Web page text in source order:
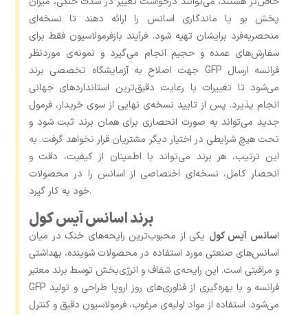
پخش بو یا ماندگاری اسانس را ارائه دهند تا نسخه‌ای
منحصربه‌فرد برایشان تهیه شود. فرآیند بازفرمولاسیون فقط برای
سفارش‌های عمده و حجیم انجام می‌گیرد و نمونه‌ی موردنظر
جهت اصلاح به آزمایشگاه تخصصی برند GFP فرانسه ارسال
می‌شود تا تغییرات با رعایت دقیق‌ترین استانداردهای جهانی
انجام پذیرد. پس از تایید نسخه‌ی نهایی از سوی خریدار، فرمول
جدید می‌تواند به‌ صورت انحصاری برای همان برند ثبت شود و
تحت هیچ شرایطی در اختیار دیگر مشتریان قرار نخواهد گرفت. به
این ترتیب، هر برند می‌تواند با اطمینان از کیفیت، دقت و
انحصار کامل، نسخه‌ای اختصاصی از اسانس را در محصولات
خود به کار گیرد.
برند اسانس آیس کول
اسانس آیس کول یکی از محبوب‌ترین رایحه‌های خنک در میان
اسانس‌های صنعتی مورد استفاده در محصولات شوینده، بهداشتی
و مراقبتی است. این رایحه‌ی شفاف و انرژی‌بخش توسط برند معتبر
GFP فرانسه و با بهره‌گیری از فناوری‌های روز اروپا طراحی و تولید
می‌شود. استفاده از مواد اولیه‌ی مرغوب، فرمولاسیون دقیق و کنترل